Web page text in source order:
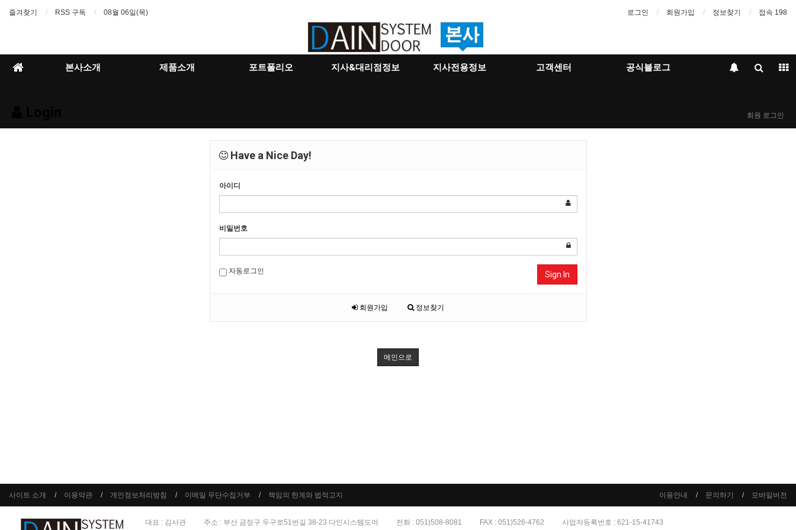
즐겨찾기 RSS 구독 08월 06일(목) 로그인 회원가입 정보찾기 접속 198
본사소개 제품소개 포트폴리오 지사&대리점정보 지사전용정보 고객센터 공식블로그
회원 로그인
Have a Nice Day!
아이디
비밀번호
자동로그인 Sign In
회원가입 정보찾기
메인으로
사이트 소개 이용약관 개인정보처리방침 이메일 무단수집거부 책임의 한계와 법적고지 이용안내 문의하기 모바일버전
대표 : 김사관 주소 : 부산 금정구 두구로51번길 38-23 다인시스템도어 전화 : 051)508-8081 FAX : 051)526-4762 사업자등록번호 : 621-15-41743